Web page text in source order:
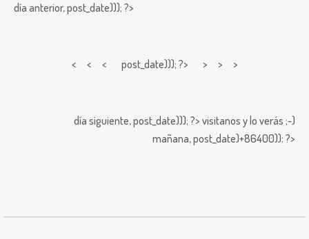
día anterior,post_date))); ?>
< < < post_date))); ?> > > >
día siguiente,post_date))); ?> visitanos y lo verás ;-)
mañana,post_date)+86400)); ?>